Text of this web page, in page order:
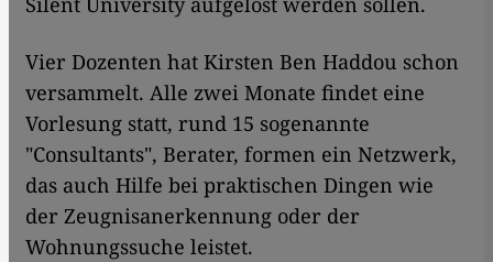
Vier Dozenten hat Kirsten Ben Haddou schon
versammelt. Alle zwei Monate findet eine
Vorlesung statt, rund 15 sogenannte
"Consultants", Berater, formen ein Netzwerk,
das auch Hilfe bei praktischen Dingen wie
der Zeugnisanerkennung oder der
Wohnungssuche leistet.